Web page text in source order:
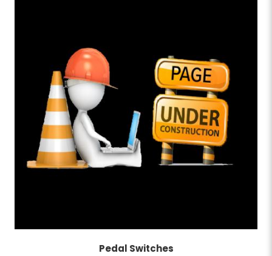
Pedal Switches